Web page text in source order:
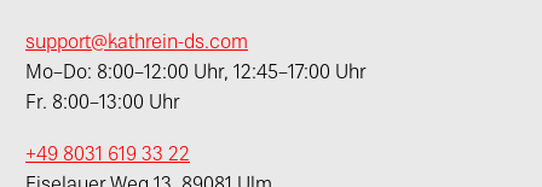
support@kathrein-ds.com
Mo–Do: 8:00–12:00 Uhr, 12:45–17:00 Uhr
Fr. 8:00–13:00 Uhr
+49 8031 619 33 22